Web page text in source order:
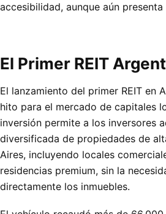
accesibilidad, aunque aún presenta
El Primer REIT
El lanzamiento del primer REIT en
hito para el mercado de capitales
inversión permite a los inversores
diversificada de propiedades de
Aires, incluyendo locales
residencias premium, sin la
directamente los inmuebles.